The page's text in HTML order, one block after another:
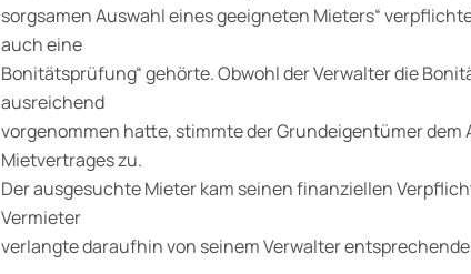
sorgsamen Auswahl eines geeigneten Mieters“
auch eine
Bonitätsprüfung“ gehörte. Obwohl der Verwalter die
ausreichend
vorgenommen hatte, stimmte der Grundeigentümer dem
Mietvertrages zu.
Der ausgesuchte Mieter kam seinen finanziellen
Vermieter
verlangte daraufhin von seinem Verwalter